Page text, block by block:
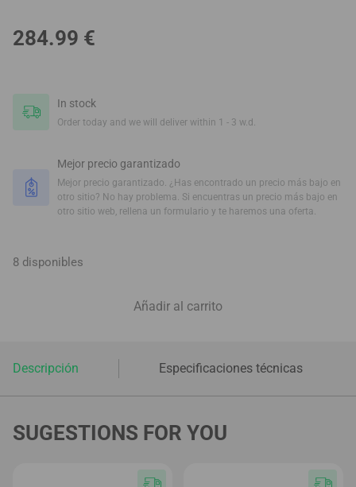
284.99 €
In stock
Order today and we will deliver within 1 - 3 w.d.
Mejor precio garantizado
Mejor precio garantizado. ¿Has encontrado un precio más bajo en
otro sitio? No hay problema. Si encuentras un precio más bajo en
otro sitio web, rellena un formulario y te haremos una oferta.
8 disponibles
Añadir al carrito
Descripción Especificaciones técnicas
SUGESTIONS FOR YOU